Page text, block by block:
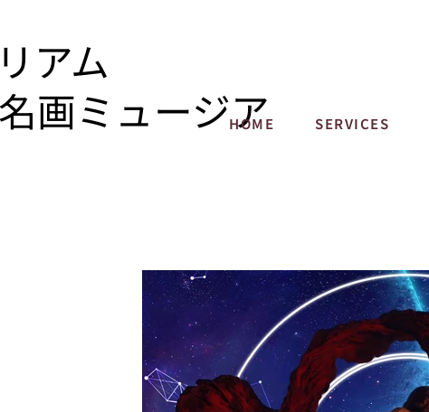
アム
画ミュージア
HOME SERVICES